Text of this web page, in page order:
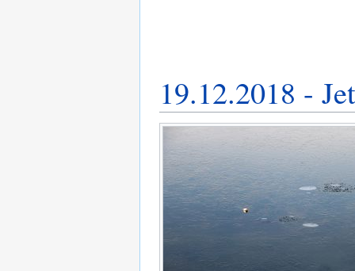
19.12.2018 -